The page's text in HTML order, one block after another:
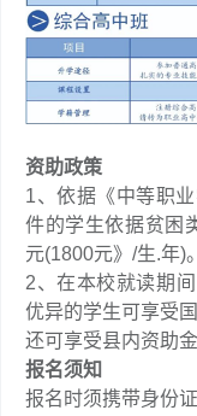
资助政策
1、依据《中等职
件的学生依据贫困
元(1800元》/生.年)。
2、在本校就读期
优异的学生可享受
还可享受县内资助
报名须知
报名时须携带身份